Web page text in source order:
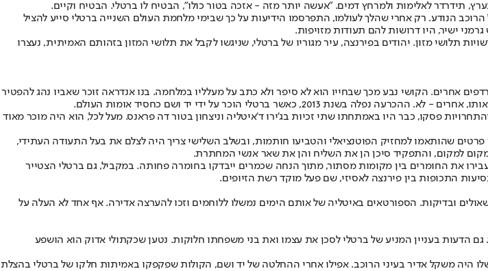
תידרדר לאלימות ולמרחץ דמים. "אעשה יותר מזה - אזכה בטור כולו", הבטיח לו ברטלי. הבטיח וקיים.
הנודע. רק אחרי שהלך לעולמו, התפרסמו הידיעות על כך שבימי מלחמת העולם השנייה ברטלי סייע להציל
ישיר, היו דרושות להם תעודות מזויפות.
תלושי מזון. יהודים בפירנצה, עיר מגוריו של ברטלי, שניגשו לקבל את תלושי המזון בזהותם האמיתית, נעצרו
ליהודים ולנרדפים אחרים. הקושי נבע מכך שבחייו הוא לא סיפר ולא כתב על מעלליו במלחמה. בנו אנדראה זוכר שאביו נהג להפטיר
ברטלי הוכר על ידי יד ושם כחסיד אומות העולם.
המאה ה־20. כאשר פרצה מלחמת העולם השנייה והתחרויות פסקו, כבר היו באמתחתו שתי זכיות בג'ירו ד'איטליה וניצחון בטור דה פראנס. מעל לכל, הוא היה מוכר מאוד
שהותאמו למחזיק הפוטנציאלי והטביעו חותמות, ובשלב השלישי צריך היה לצלם את בעל התעודה העתידי,
למקום, והתפקיד סיכן הן את השליח והן את שאר אנשי המחתרת.
את החומרים בין מקומות מסתור, מתוך הנחה שכמרים ייבדקו בחומרה פחותה. במקביל, גם ברטלי הצטייר
התכופות בין פירנצה לאסיזי, שם פעל מוקד רשת הזיופים.
ובדיקות. הספורטאים באיטליה של אותם הימים נמשלו ללוחמים וזכו להערצה אדירה. אף אחד לא העלה על
הדעות בעניין המניע של ברטלי לסכן את עצמו ואת בני משפחתו חלוקות. נטען שכקתולי אדוק הוא הושפע
היה משקל אדיר בעיני הרוכב. אפילו אחרי ההחלטה של יד ושם, הקולות שפקפקו באמיתות חלקו של ברטלי בהצלת